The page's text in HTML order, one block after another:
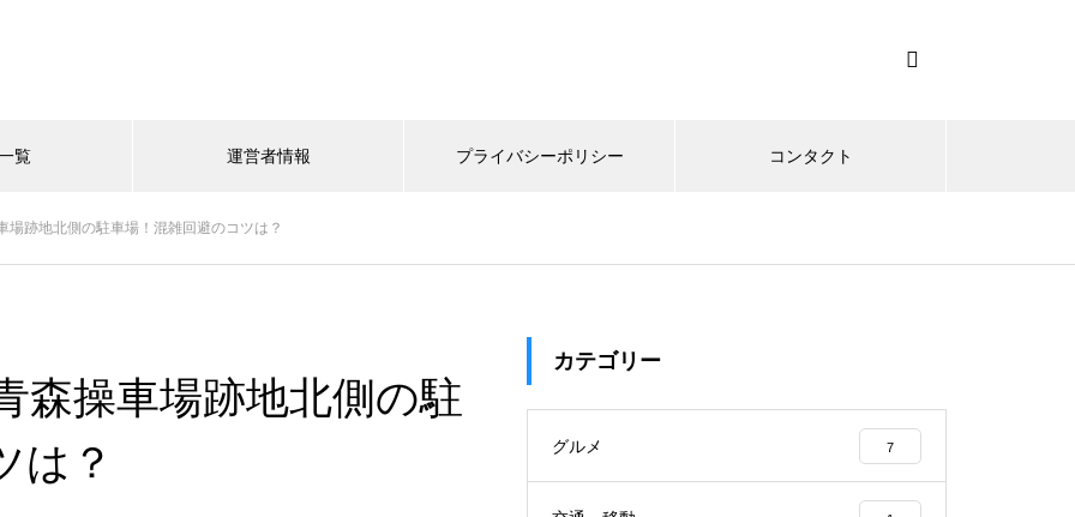
覧 運営者情報 プライバシーポリシー コンタクト
場跡地北側の駐車場！混雑回避のコツは？
森操車場跡地北側の駐
は？
カテゴリー
グルメ 7